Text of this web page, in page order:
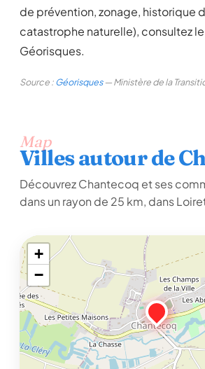
de prévention, zonage, historique
catastrophe naturelle), consultez
Géorisques.
Source :Géorisques— Ministère de la
Map
Villes autour de
Découvrez Chantecoq et ses
dans un rayon de 25 km, dans
+
−